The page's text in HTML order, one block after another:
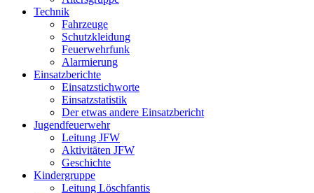
Technik
Fahrzeuge
Schutzkleidung
Feuerwehrfunk
Alarmierung
Einsatzberichte
Einsatzstichworte
Einsatzstatistik
Der etwas andere Einsatzbericht
Jugendfeuerwehr
Leitung JFW
Aktivitäten JFW
Geschichte
Kindergruppe
Leitung Löschfantis